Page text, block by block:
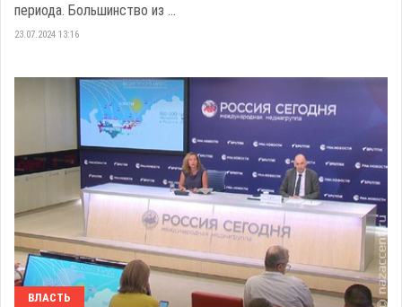
периода. Большинство из ...
23.07.2024 13:16
ВЛАСТЬ